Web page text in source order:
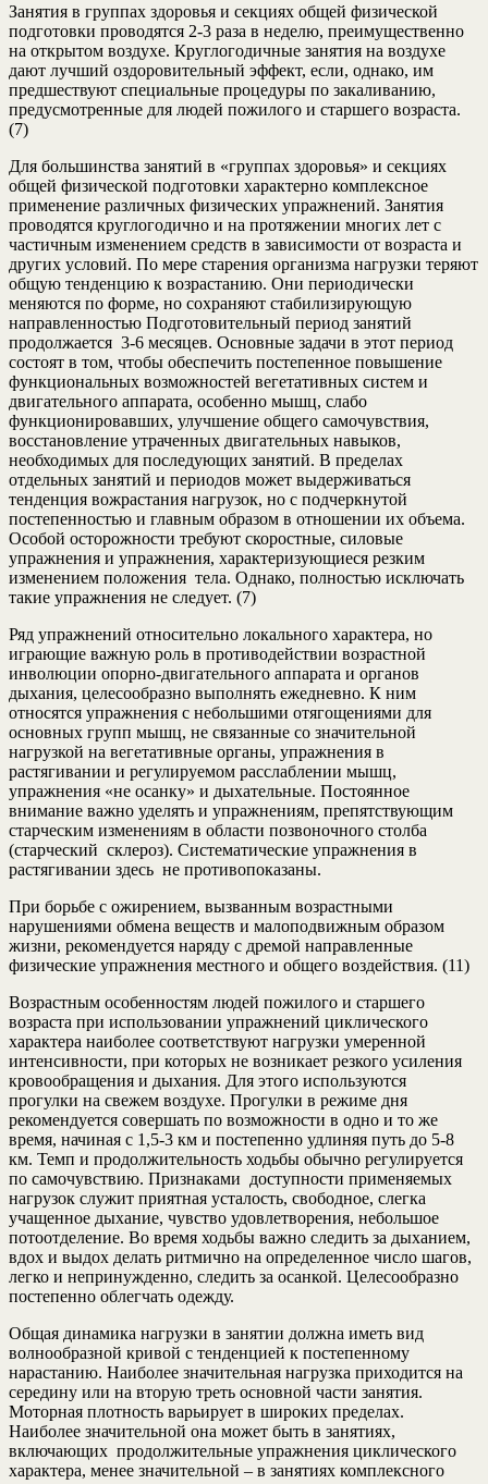
Занятия в группах здоровья и секциях общей физической
подготовки проводятся 2-3 раза в неделю, преимущественно
на открытом воздухе. Круглогодичные занятия на воздухе
дают лучший оздоровительный эффект, если, однако, им
предшествуют специальные процедуры по закаливанию,
предусмотренные для людей пожилого и старшего возраста.
(7)
Для большинства занятий в «группах здоровья» и секциях
общей физической подготовки характерно комплексное
применение различных физических упражнений. Занятия
проводятся круглогодично и на протяжении многих лет с
частичным изменением средств в зависимости от возраста и
других условий. По мере старения организма нагрузки теряют
общую тенденцию к возрастанию. Они периодически
меняются по форме, но сохраняют стабилизирующую
направленностью Подготовительный период занятий
продолжается 3-6 месяцев. Основные задачи в этот период
состоят в том, чтобы обеспечить постепенное повышение
функциональных возможностей вегетативных систем и
двигательного аппарата, особенно мышц, слабо
функционировавших, улучшение общего самочувствия,
восстановление утраченных двигательных навыков,
необходимых для последующих занятий. В пределах
отдельных занятий и периодов может выдерживаться
тенденция вожрастания нагрузок, но с подчеркнутой
постепенностью и главным образом в отношении их объема.
Особой осторожности требуют скоростные, силовые
упражнения и упражнения, характеризующиеся резким
изменением положения тела. Однако, полностью исключать
такие упражнения не следует. (7)
Ряд упражнений относительно локального характера, но
играющие важную роль в противодействии возрастной
инволюции опорно-двигательного аппарата и органов
дыхания, целесообразно выполнять ежедневно. К ним
относятся упражнения с небольшими отягощениями для
основных групп мышц, не связанные со значительной
нагрузкой на вегетативные органы, упражнения в
растягивании и регулируемом расслаблении мышц,
упражнения «не осанку» и дыхательные. Постоянное
внимание важно уделять и упражнениям, препятствующим
старческим изменениям в области позвоночного столба
(старческий склероз). Систематические упражнения в
растягивании здесь не противопоказаны.
При борьбе с ожирением, вызванным возрастными
нарушениями обмена веществ и малоподвижным образом
жизни, рекомендуется наряду с дремой направленные
физические упражнения местного и общего воздействия. (11)
Возрастным особенностям людей пожилого и старшего
возраста при использовании упражнений циклического
характера наиболее соответствуют нагрузки умеренной
интенсивности, при которых не возникает резкого усиления
кровообращения и дыхания. Для этого используются
прогулки на свежем воздухе. Прогулки в режиме дня
рекомендуется совершать по возможности в одно и то же
время, начиная с 1,5-3 км и постепенно удлиняя путь до 5-8
км. Темп и продолжительность ходьбы обычно регулируется
по самочувствию. Признаками доступности применяемых
нагрузок служит приятная усталость, свободное, слегка
учащенное дыхание, чувство удовлетворения, небольшое
потоотделение. Во время ходьбы важно следить за дыханием,
вдох и выдох делать ритмично на определенное число шагов,
легко и непринужденно, следить за осанкой. Целесообразно
постепенно облегчать одежду.
Общая динамика нагрузки в занятии должна иметь вид
волнообразной кривой с тенденцией к постепенному
нарастанию. Наиболее значительная нагрузка приходится на
середину или на вторую треть основной части занятия.
Моторная плотность варьирует в широких пределах.
Наиболее значительной она может быть в занятиях,
включающих продолжительные упражнения циклического
характера, менее значительной – в занятиях комплексного